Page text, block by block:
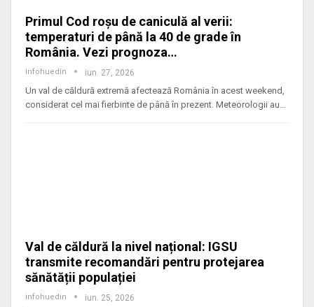
Primul Cod roșu de caniculă al verii:
temperaturi de până la 40 de grade în
România. Vezi prognoza…
infohuedin iun. 27, 2026
Un val de căldură extremă afectează România în acest weekend,
considerat cel mai fierbinte de până în prezent. Meteorologii au
Val de căldură la nivel național: IGSU
transmite recomandări pentru protejarea
sănătății populației
infohuedin iun. 25, 2026